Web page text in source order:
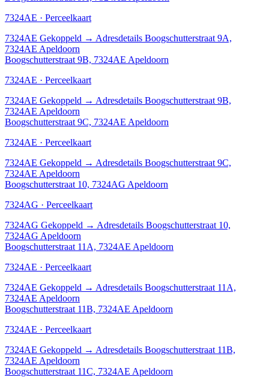
7324AE · Perceelkaart
7324AE Gekoppeld → Adresdetails Boogschutterstraat 9A,
7324AE Apeldoorn
Boogschutterstraat 9B, 7324AE Apeldoorn
7324AE · Perceelkaart
7324AE Gekoppeld → Adresdetails Boogschutterstraat 9B,
7324AE Apeldoorn
Boogschutterstraat 9C, 7324AE Apeldoorn
7324AE · Perceelkaart
7324AE Gekoppeld → Adresdetails Boogschutterstraat 9C,
7324AE Apeldoorn
Boogschutterstraat 10, 7324AG Apeldoorn
7324AG · Perceelkaart
7324AG Gekoppeld → Adresdetails Boogschutterstraat 10,
7324AG Apeldoorn
Boogschutterstraat 11A, 7324AE Apeldoorn
7324AE · Perceelkaart
7324AE Gekoppeld → Adresdetails Boogschutterstraat 11A,
7324AE Apeldoorn
Boogschutterstraat 11B, 7324AE Apeldoorn
7324AE · Perceelkaart
7324AE Gekoppeld → Adresdetails Boogschutterstraat 11B,
7324AE Apeldoorn
Boogschutterstraat 11C, 7324AE Apeldoorn